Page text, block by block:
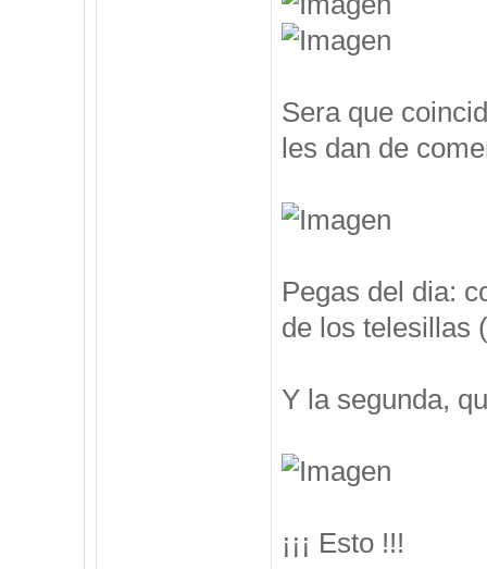
Sera que
les dan de
Pegas del dia:
de los telesillas
Y la segunda,
¡¡¡ Esto !!!